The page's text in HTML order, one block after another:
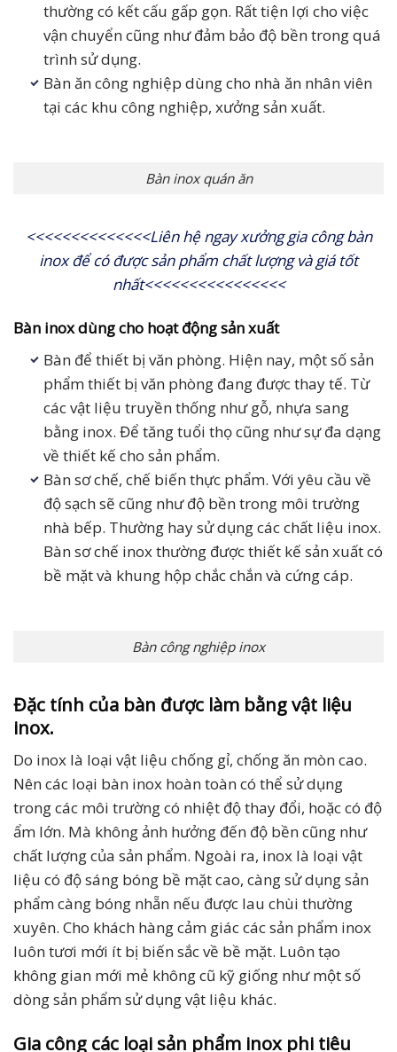
thường có kết cấu gấp gọn. Rất tiện lợi cho việc
vận chuyển cũng như đảm bảo độ bền trong quá
trình sử dụng.
Bàn ăn công nghiệp dùng cho nhà ăn nhân viên
tại các khu công nghiệp, xưởng sản xuất.
Bàn inox quán ăn
<<<<<<<<<<<<<<Liên hệ ngay xưởng gia công bàn
inox để có được sản phẩm chất lượng và giá tốt
nhất<<<<<<<<<<<<<<<<
Bàn inox dùng cho hoạt động sản xuất
Bàn để thiết bị văn phòng. Hiện nay, một số sản
phẩm thiết bị văn phòng đang được thay tế. Từ
các vật liệu truyền thống như gỗ, nhựa sang
bằng inox. Để tăng tuổi thọ cũng như sự đa dạng
về thiết kế cho sản phẩm.
Bàn sơ chế, chế biến thực phẩm. Với yêu cầu về
độ sạch sẽ cũng như độ bền trong môi trường
nhà bếp. Thường hay sử dụng các chất liệu inox.
Bàn sơ chế inox thường được thiết kế sản xuất có
bề mặt và khung hộp chắc chắn và cứng cáp.
Bàn công nghiệp inox
Đặc tính của bàn được làm bằng vật liệu
inox.
Do inox là loại vật liệu chống gỉ, chống ăn mòn cao.
Nên các loại bàn inox hoàn toàn có thể sử dụng
trong các môi trường có nhiệt độ thay đổi, hoặc có độ
ẩm lớn. Mà không ảnh hưởng đến độ bền cũng như
chất lượng của sản phẩm. Ngoài ra, inox là loại vật
liệu có độ sáng bóng bề mặt cao, càng sử dụng sản
phẩm càng bóng nhẵn nếu được lau chùi thường
xuyên. Cho khách hàng cảm giác các sản phẩm inox
luôn tươi mới ít bị biến sắc về bề mặt. Luôn tạo
không gian mới mẻ không cũ kỹ giống như một số
dòng sản phẩm sử dụng vật liệu khác.
Gia công các loại sản phẩm inox phi tiêu